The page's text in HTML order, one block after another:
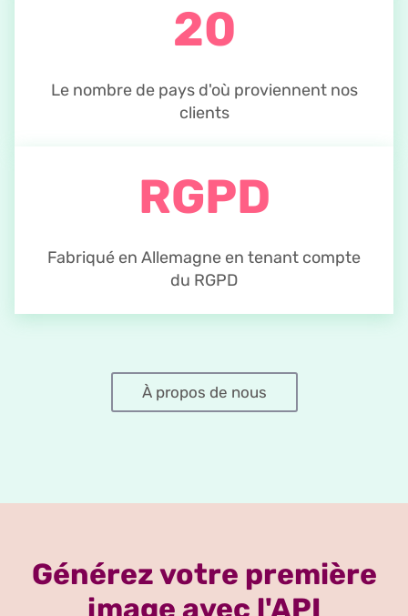
20
Le nombre de pays d'où proviennent nos
clients
RGPD
Fabriqué en Allemagne en tenant compte
du RGPD
À propos de nous
Générez votre première
image avec l'API